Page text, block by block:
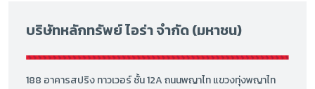
บริษัทหลักทรัพย์ ไอร่า จำกัด (มหาชน)
188 อาคารสปริง ทาวเวอร์ ชั้น 12A ถนนพญาไท แขวงทุ่งพญาไท